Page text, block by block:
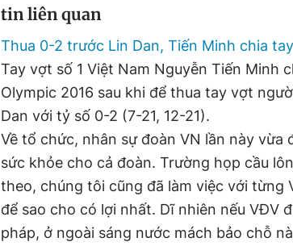
tin liên quan
Thua 0-2 trước Lin Dan, Tiến Minh chia
Tay vợt số 1 Việt Nam Nguyễn Tiến Minh
Olympic 2016 sau khi để thua tay vợt
Dan với tỷ số 0-2 (7-21, 12-21).
Về tổ chức, nhân sự đoàn VN lần này vừa
sức khỏe cho cả đoàn. Trường họp cầu
theo, chúng tôi cũng đã làm việc với từng
để sao cho có lợi nhất. Dĩ nhiên nếu VĐV
pháp, ở ngoài sáng nước mách bảo chỗ